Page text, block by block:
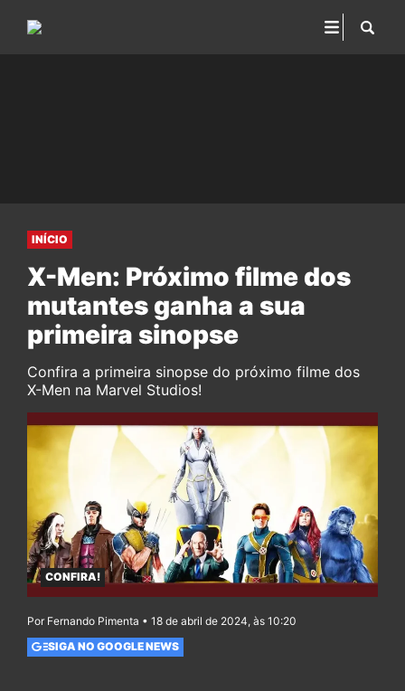
INÍCIO
X-Men: Próximo filme dos
mutantes ganha a sua
primeira sinopse
Confira a primeira sinopse do próximo filme dos
X-Men na Marvel Studios!
CONFIRA!
Por Fernando Pimenta • 18 de abril de 2024, às 10:20
SIGA NO GOOGLE NEWS